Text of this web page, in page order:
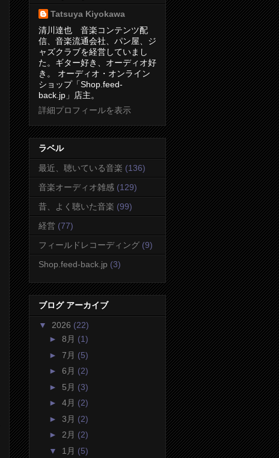
Tatsuya Kiyokawa
清川達也 音楽コンテンツ配
信、音楽流通会社、パン屋、ジ
ャズクラブを経営していまし
た。ギター好き、オーディオ好
き。 オーディオ・オンライン
ショップ「Shop.feed-
back.jp」店主。
詳細プロフィールを表示
ラベル
最近、聴いている音楽 (136)
音楽オーディオ雑感 (129)
昔、よく聴いた音楽 (99)
経営 (77)
フィールドレコーディング (9)
Shop.feed-back.jp (3)
ブログ アーカイブ
▼ 2026 (22)
► 8月 (1)
► 7月 (5)
► 6月 (2)
► 5月 (3)
► 4月 (2)
► 3月 (2)
► 2月 (2)
▼ 1月 (5)